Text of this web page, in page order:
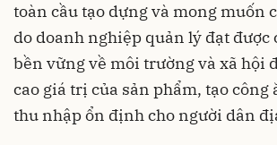
toàn cầu tạo dựng và mong muốn
do doanh nghiệp quản lý đạt được
bền vững về môi trường và xã hội
cao giá trị của sản phẩm, tạo công
thu nhập ổn định cho người dân